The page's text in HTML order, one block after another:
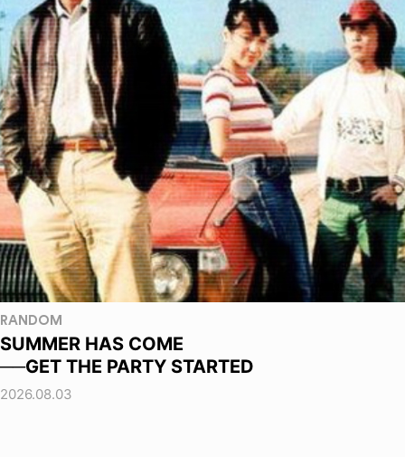
RANDOM
SUMMER HAS COME
──GET THE PARTY STARTED
2026.08.03